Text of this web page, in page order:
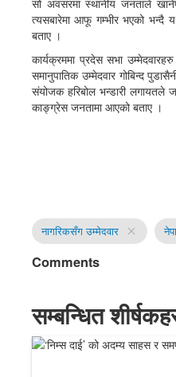
सो अवसरमा स्थानीय जनताले
त्यसबारेमा आफू गम्भीर भएको भन्दै
बताए ।
कार्यक्रममा प्रदेस सभा
समानुपातिक उम्मेदवार गोबिन्द
संयोजक हरिबोल भन्डारी लगायतले
काङ्ग्रेस जनतामा आएको बताए ।
नागरिकसँग उम्मेदवार close
Comments
सम्बन्धित